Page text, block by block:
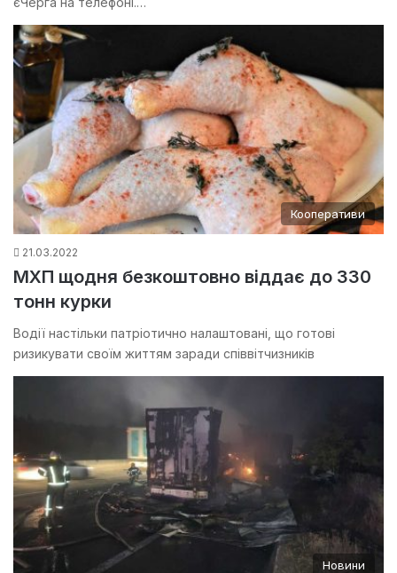
Кооперативи
21.03.2022
МХП щодня безкоштовно віддає до 330
тонн курки
Водії настільки патріотично налаштовані, що готові
ризикувати своїм життям заради співвітчизників
Новини